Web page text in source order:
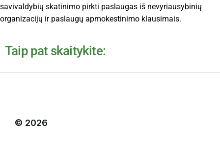
savivaldybių skatinimo pirkti paslaugas iš nevyriausybinių
organizacijų ir paslaugų apmokestinimo klausimais.
Taip pat skaitykite:
© 2026